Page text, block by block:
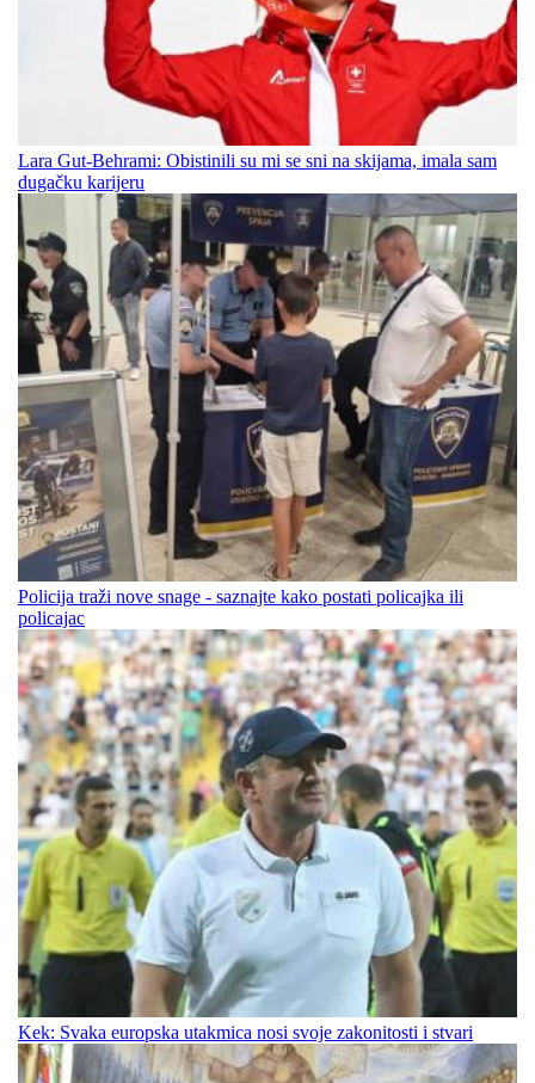
Lara Gut-Behrami: Obistinili su mi se sni na skijama, imala sam
dugačku karijeru
Policija traži nove snage - saznajte kako postati policajka ili
policajac
Kek: Svaka europska utakmica nosi svoje zakonitosti i stvari